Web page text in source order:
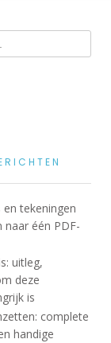
en tekeningen
één PDF-
uitleg,
deze
is
complete
handige